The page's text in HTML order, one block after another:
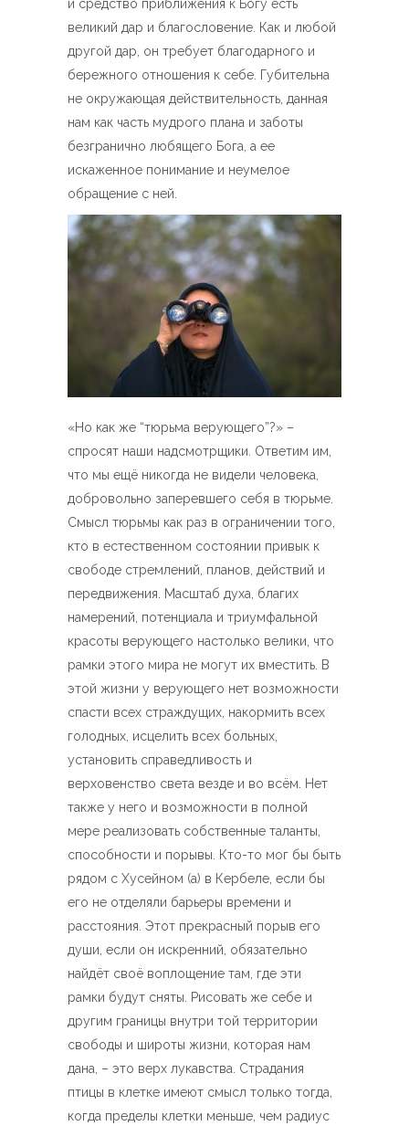
и средство приближения к Богу есть
великий дар и благословение. Как и любой
другой дар, он требует благодарного и
бережного отношения к себе. Губительна
не окружающая действительность, данная
нам как часть мудрого плана и заботы
безгранично любящего Бога, а ее
искаженное понимание и неумелое
обращение с ней.
«Ho как же “тюрьма верующего”?» –
спросят наши надсмотрщики. Ответим им,
что мы ещё никогда не видели человека,
добровольно заперевшего себя в тюрьме.
Смысл тюрьмы как раз в ограничении того,
кто в естественном состоянии привык к
свободе стремлений, планов, действий и
передвижения. Масштаб духа, благих
намерений, потенциала и триумфальной
красоты верующего настолько велики, что
рамки этого мира не могут их вместить. В
этой жизни у верующего нет возможности
спасти всех страждущих, накормить всех
голодных, исцелить всех больных,
установить справедливость и
верховенство света везде и во всём. Нет
также у него и возможности в полной
мере реализовать собственные таланты,
способности и порывы. Кто-то мог бы быть
рядом с Хусейном (а) в Кербеле, если бы
его не отделяли барьеры времени и
расстояния. Этот прекрасный порыв его
души, если он искренний, обязательно
найдёт своё воплощение там, где эти
рамки будут сняты. Рисовать же себе и
другим границы внутри той территории
свободы и широты жизни, которая нам
дана, – это верх лукавства. Страдания
птицы в клетке имеют смысл только тогда,
когда пределы клетки меньше, чем радиус